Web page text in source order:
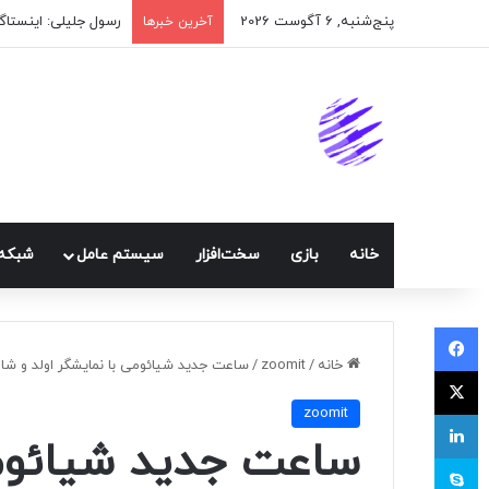
پنج‌شنبه, 6 آگوست 2026 آخرین خبرها
خانه بازی سخت‌افزار سيستم عامل
خانه /
zoomit
/ساعت جدید شیائومی با نمایشگر اولد و شارژدهی ۱۰ روزه
zoomit
ساعت جدید
فیسبوک